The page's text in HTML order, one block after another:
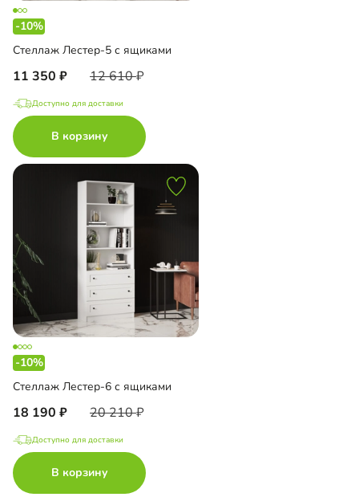
-10%
Стеллаж Лестер-5 с ящиками
11 350 12 610
Доступно для доставки
В корзину
-10%
Стеллаж Лестер-6 с ящиками
18 190 20 210
Доступно для доставки
В корзину